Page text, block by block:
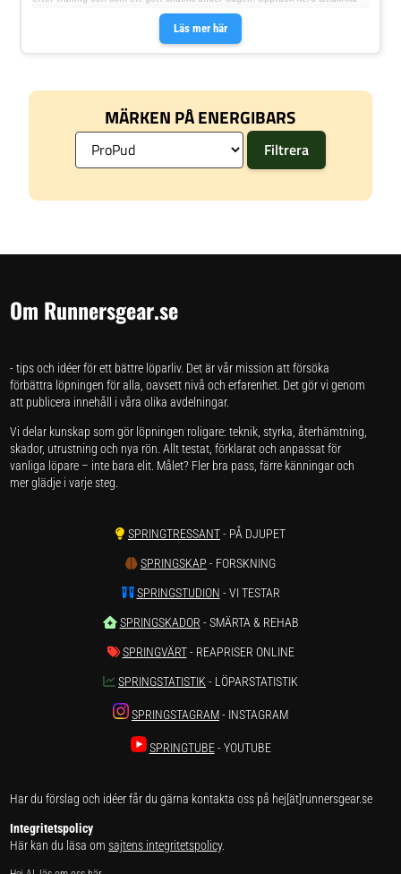
Läs mer här
MÄRKEN PÅ ENERGIBARS
Om Runnersgear.se
- tips och idéer för ett bättre löparliv. Det är vår mission att försöka
förbättra löpningen för alla, oavsett nivå och erfarenhet. Det gör vi genom
att publicera innehåll i våra olika avdelningar.
Vi delar kunskap som gör löpningen roligare: teknik, styrka, återhämtning,
skador, utrustning och nya rön. Allt testat, förklarat och anpassat för
vanliga löpare – inte bara elit. Målet? Fler bra pass, färre känningar och
mer glädje i varje steg.
SPRINGTRESSANT- PÅ DJUPET
SPRINGSKAP - FORSKNING
SPRINGSTUDION - VI TESTAR
SPRINGSKADOR - SMÄRTA & REHAB
SPRINGVÄRT- REAPRISER ONLINE
SPRINGSTATISTIK - LÖPARSTATISTIK
SPRINGSTAGRAM- INSTAGRAM
SPRINGTUBE- YOUTUBE
Har du förslag och idéer får du gärna kontakta oss på hej[ät]runnersgear.se
Integritetspolicy
Här kan du läsa omsajtens integritetspolicy.